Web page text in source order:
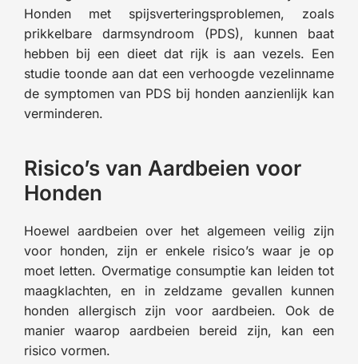
Honden met spijsverteringsproblemen, zoals
prikkelbare darmsyndroom (PDS), kunnen baat
hebben bij een dieet dat rijk is aan vezels. Een
studie toonde aan dat een verhoogde vezelinname
de symptomen van PDS bij honden aanzienlijk kan
verminderen.
Risico’s van Aardbeien voor
Honden
Hoewel aardbeien over het algemeen veilig zijn
voor honden, zijn er enkele risico’s waar je op
moet letten. Overmatige consumptie kan leiden tot
maagklachten, en in zeldzame gevallen kunnen
honden allergisch zijn voor aardbeien. Ook de
manier waarop aardbeien bereid zijn, kan een
risico vormen.